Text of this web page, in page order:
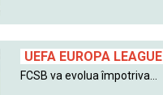
UEFA EUROPA LEAGUE
FCSB va evolua împotriva...